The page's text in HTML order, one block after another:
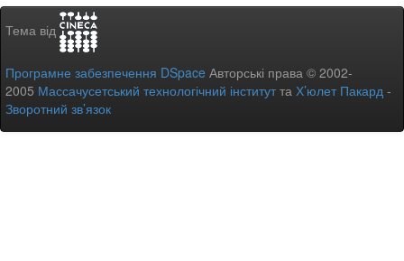
Тема від
Програмне забезпечення DSpace Авторські права © 2002-
2005 Массачусетський технологічний інститутта Х’юлет Пакард -
Зворотний зв’язок